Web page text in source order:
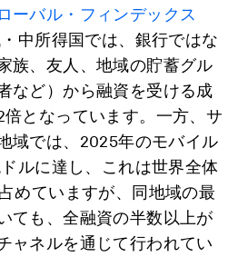
ーバル・フィンデックス
中所得国では、銀行ではな
族、友人、地域の貯蓄グル
など）から融資を受ける成
倍となっています。一方、サ
域では、2025年のモバイル
ルに達し、これは世界全体
めていますが、同地域の最
ても、全融資の半数以上が
ャネルを通じて行われてい